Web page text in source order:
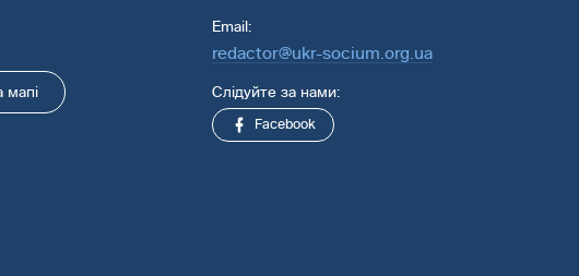
мапі
Email:
redactor@ukr-socium.org.ua
Слідуйте за нами:
Facebook